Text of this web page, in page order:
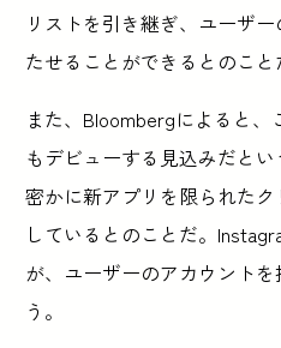
リストを引き継ぎ、ユーザ
たせることができるとのこと
また、Bloombergによると
もデビューする見込みだと
密かに新アプリを限られた
しているとのことだ。
が、ユーザーのアカウント
う。